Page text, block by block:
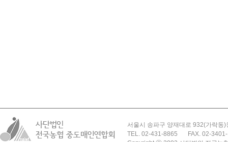
서울시 송파구 양재대로 932(가락동
TEL. 02-431-8865
FAX. 02-